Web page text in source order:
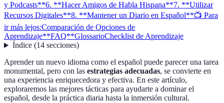
y Podcasts**6. **Hacer Amigos de Habla Hispana**7. **Utilizar
Recursos Digitales**8. **Mantener un Diario en Español**📺 Para
ir más lejos:Comparación de Opciones de
Aprendizaje**FAQ**GlossarioChecklist de Aprendizaje
Índice(14 secciones)
Aprender un nuevo idioma como el español puede parecer una tarea
monumental, pero con las estrategias adecuadas, se convierte en
una experiencia enriquecedora y efectiva. En este artículo,
exploraremos las mejores tácticas para ayudarte a dominar el
español, desde la práctica diaria hasta la inmersión cultural.